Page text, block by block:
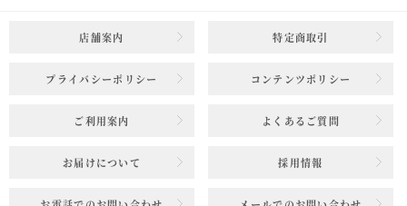
店舗案内 特定商取引
プライバシーポリシー コンテンツポリシー
ご利用案内 よくあるご質問
お届けについて 採用情報